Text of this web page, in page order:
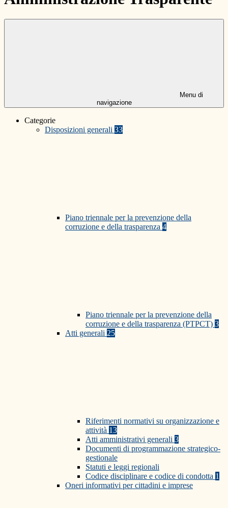
Menu di
navigazione
Categorie
Disposizioni generali 33
Piano triennale per la prevenzione della
corruzione e della trasparenza 4
Piano triennale per la prevenzione della
corruzione e della trasparenza (PTPCT) 3
Atti generali 25
Riferimenti normativi su organizzazione e
attività 13
Atti amministrativi generali 3
Documenti di programmazione strategico-
gestionale
Statuti e leggi regionali
Codice disciplinare e codice di condotta 1
Oneri informativi per cittadini e imprese